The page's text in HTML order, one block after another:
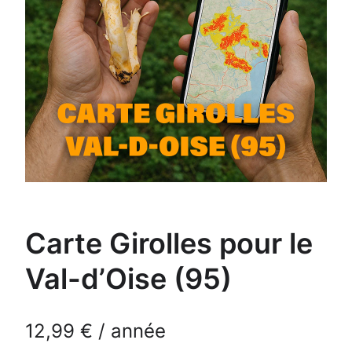
Carte Girolles pour le
Val-d’Oise (95)
12,99 € / année